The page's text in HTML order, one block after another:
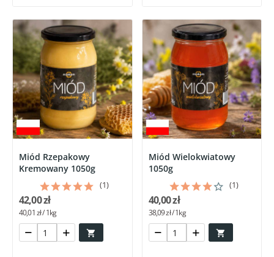
Miód Rzepakowy
Kremowany 1050g
(1)

42,00 zł
40,01 zł / 1kg
Miód Wielokwiatowy
1050g
(1)

40,00 zł
38,09 zł / 1kg